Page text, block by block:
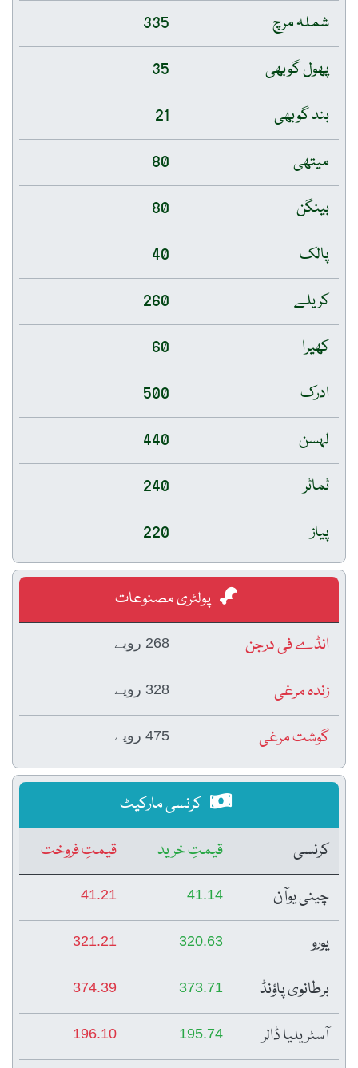
شملہ مرچ
335
پھول گوبھی
35
بند گوبھی
21
میتھی
80
بینگن
80
پالک
40
کریلے
260
کھیرا
60
ادرک
500
لہسن
440
ٹماٹر
240
پیاز
220
پولٹری مصنوعات
انڈے فی درجن
268 روپے
زندہ مرغی 328 روپے
گوشت مرغی 475 روپے
کرنسی مارکیٹ
کرنسی
قیمتِ خرید
قیمتِ فروخت
چینی یوآن
41.14
41.21
یورو 320.63
321.21
برطانوی پاؤنڈ 373.71
374.39
آسٹریلیا ڈالر 195.74
196.10